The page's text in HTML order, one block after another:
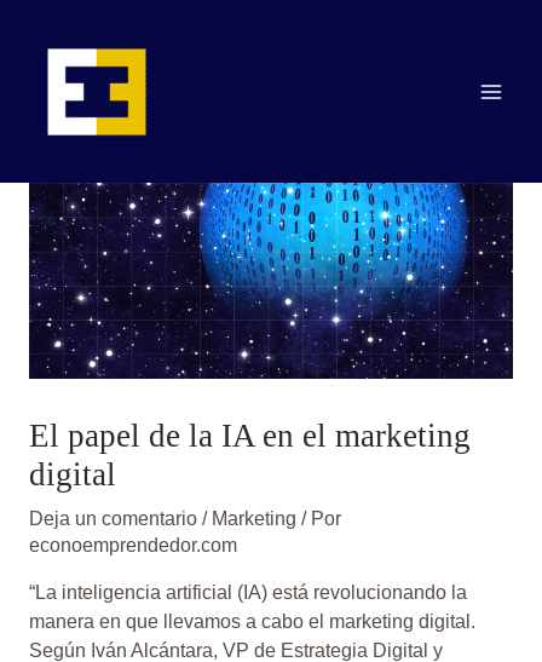
contenido
El papel de la IA en el marketing
digital
Deja un comentario / Marketing / Por
econoemprendedor.com
“La inteligencia artificial (IA) está revolucionando la
manera en que llevamos a cabo el marketing digital.
Según Iván Alcántara, VP de Estrategia Digital y